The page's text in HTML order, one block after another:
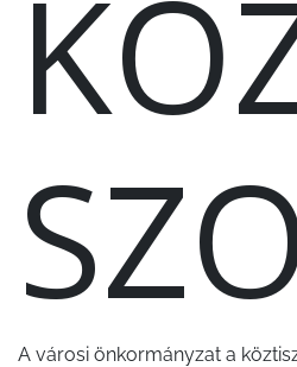
A városi önkormányzat a